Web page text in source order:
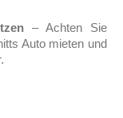
– Achten Sie
Auto mieten und